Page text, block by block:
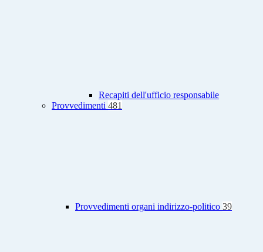
Recapiti dell'ufficio responsabile
Provvedimenti 481
Provvedimenti organi indirizzo-politico 39